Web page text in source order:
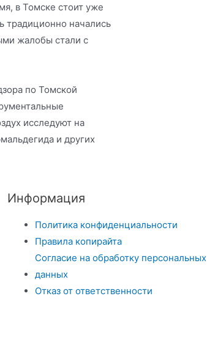
в Томске стоит уже
традиционно начались
жалобы стали с
по Томской
исследуют на
и других
Информация
Политика конфиденциальности
Правила копирайта
Согласие на обработку персональных
данных
Отказ от ответственности